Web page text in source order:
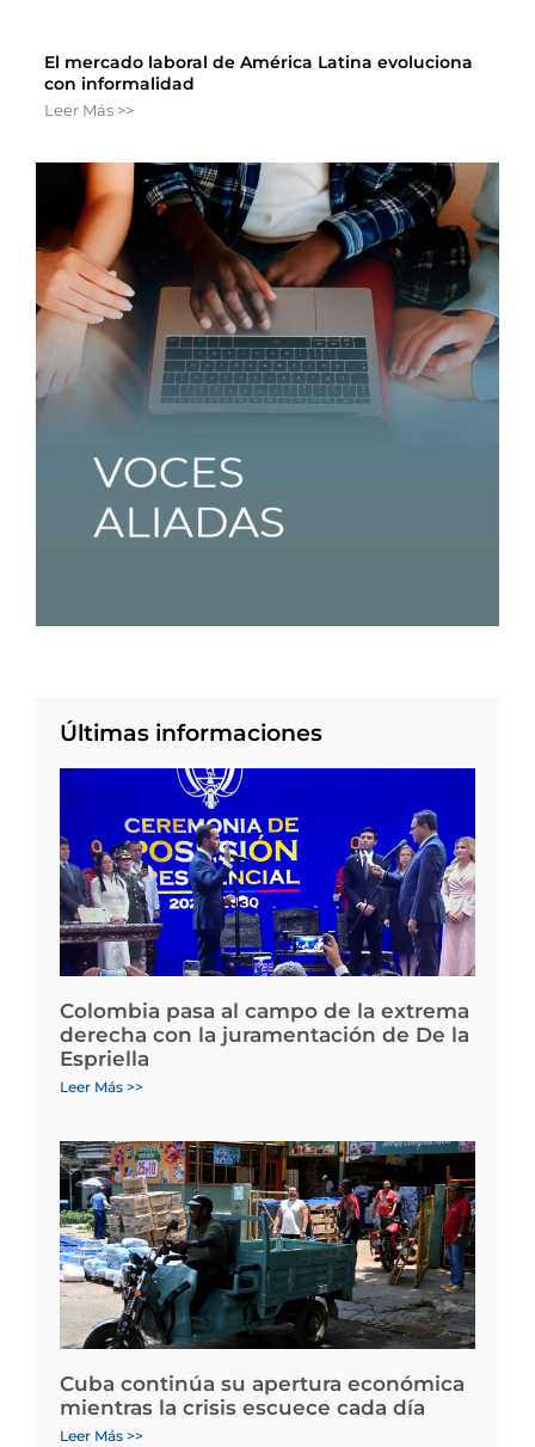
El mercado laboral de América Latina evoluciona
con informalidad
Leer Más >>
Últimas informaciones
Colombia pasa al campo de la extrema
derecha con la juramentación de De la
Espriella
Leer Más >>
Cuba continúa su apertura económica
mientras la crisis escuece cada día
Leer Más >>